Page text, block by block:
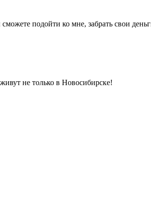
подойти ко мне, забрать свои
не только в Новосибирске!